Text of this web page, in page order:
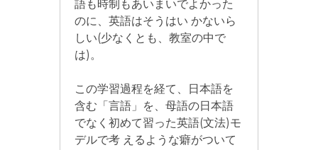
語も時制もあいまいでよかった
のに、英語はそうはい かないら
しい(少なくとも、教室の中で
は)。
この学習過程を経て、日本語を
含む「言語」を、母語の日本語
でなく初めて習った英語(文法)モ
デルで考 えるような癖がついて